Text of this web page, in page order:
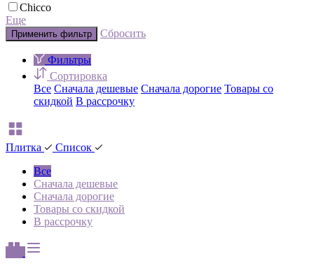
Chicco
Еще
Применить фильтр Сбросить
Фильтры
Сортировка
Все Сначала дешевые Сначала дорогие Товары со
скидкой В рассрочку
Плитка
Список
Все
Сначала дешевые
Сначала дорогие
Товары со скидкой
В рассрочку